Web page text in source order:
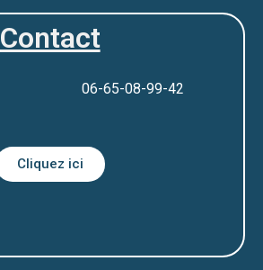
Contact
06-65-08-99-42
Cliquez ici